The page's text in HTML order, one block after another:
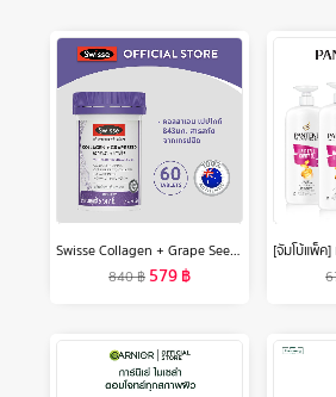
Swisse Collagen + Grape Seed สวิสเซ คอลลาเจน + เกรปซีด
840฿ 579฿